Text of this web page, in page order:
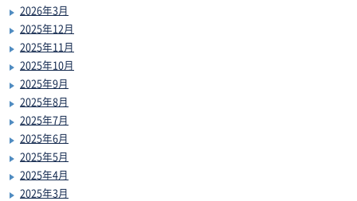
2026年3月
2025年12月
2025年11月
2025年10月
2025年9月
2025年8月
2025年7月
2025年6月
2025年5月
2025年4月
2025年3月